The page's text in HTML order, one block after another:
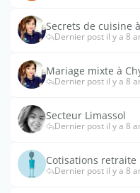
Secrets de cuisine
Dernier post il y a 8
Mariage mixte à
Dernier post il y a 8
Secteur Limassol
Dernier post il y a 8
Cotisations retraite
Dernier post il y a 8